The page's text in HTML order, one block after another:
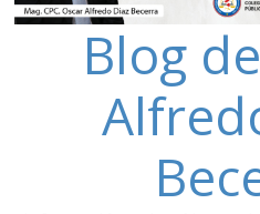
Blog